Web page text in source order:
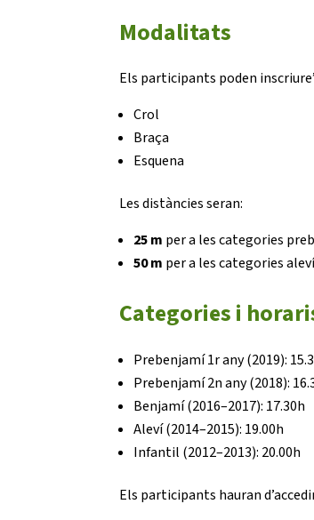
Modalitats
Els participants poden
Crol
Braça
Esquena
Les distàncies seran:
25 m per a les categories
50 m per a les categories
Categories i
Prebenjamí 1r any (2019):
Prebenjamí 2n any (2018):
Benjamí (2016–2017): 17.30h
Aleví (2014–2015): 19.00h
Infantil (2012–2013): 20.00h
Els participants hauran